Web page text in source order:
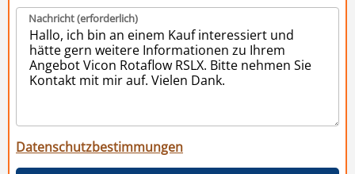
Nachricht (erforderlich)
Datenschutzbestimmungen